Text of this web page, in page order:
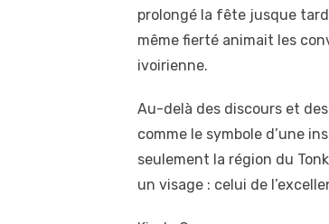
prolongé la fête jusque
même fierté animait les
ivoirienne.
Au-delà des discours et
comme le symbole d’une
seulement la région du
un visage : celui de